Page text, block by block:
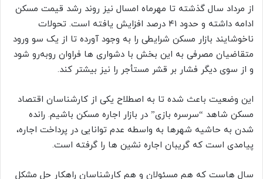
از مرداد سال گذشته تا مهرماه امسال نیز روند رشد قیمت مسکن
ادامه داشته و حدود ۴۱ درصد افزایش یافته است. تحولات
ناخوشایند بازار مسکن شرایطی را به وجود آورده تا از یک سو ورود
متقاضیان مصرفی به این بخش با دشواری ها فراوان روبه‌رو شود
و از سوی دیگر فشار بر قشر مستأجر را نیز بیشتر کند.
این وضعیت باعث شده تا به اصطلاح یکی از کارشناسان اقتصاد
مسکن شاهد “سرسره بازی” در بازار اجاره مسکن باشیم. رانده
شدن به حاشیه شهرها به واسطه عدم توانایی در پرداخت اجاره،
پیامدی است که گریبان اجاره نشین ها را گرفته است.
سال هاست که هم مسئولان و هم کارشناسان راهکار حل مشکل